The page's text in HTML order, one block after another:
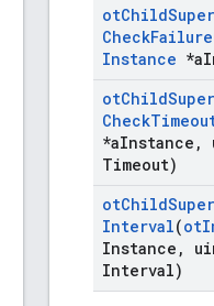
otChild
CheckFailure
Instance *a
otChild
Check
*aInstance ,
Timeout)
otChild
Interval(ot
Instance ,
Interval)